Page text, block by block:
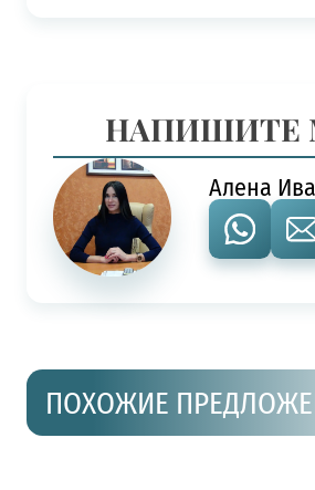
НАПИШИТЕ
Алена
ПОХОЖИЕ